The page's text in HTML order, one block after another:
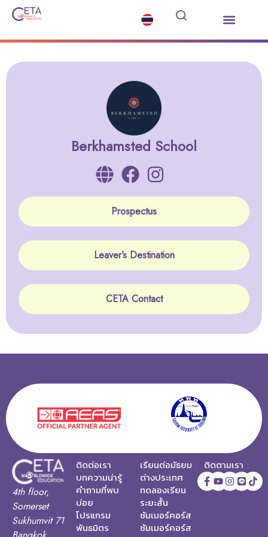
Berkhamsted School
Prospectus
Leaver’s Destination
CETA Contact
4th floor,
Somerset
Sukhumvit 71
ติดต่อเรา
บทความน่ารู้
คำถามที่พบ
บ่อย
โปรแกรม
พันธมิตร
เรียนต่อมัธยม
ต่างประเทศ
ทดลองเรียน
ระยะสั้น
ซัมเมอร์คอร์ส
ซัมเมอร์คอร์ส
ติดตามเรา :